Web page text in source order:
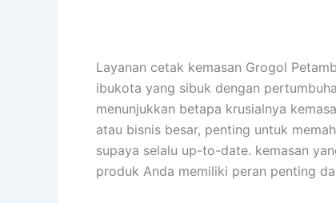
Layanan cetak kemasan Grogol
ibukota yang sibuk dengan
menunjukkan betapa krusialnya
atau bisnis besar, penting untuk
supaya selalu up-to-date. kemasan
produk Anda memiliki peran penting